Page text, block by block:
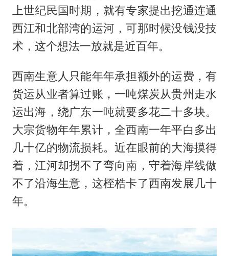
上世纪民国时期，就有专家提出挖通连通
西江和北部湾的运河，可那时候没钱没技
术，这个想法一放就是近百年。
西南生意人只能年年承担额外的运费，有
货运从业者算过账，一吨煤炭从贵州走水
运出海，绕广东一吨就要多花二十多块。
大宗货物年年累计，全西南一年平白多出
几十亿的物流损耗。近在眼前的大海摸得
着，江河却拐不了弯向南，守着海岸线做
不了沿海生意，这桎梏卡了西南发展几十
年。